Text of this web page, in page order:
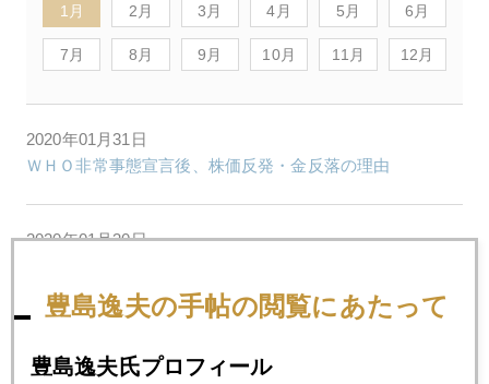
1月 2月 3月 4月 5月 6月
7月 8月 9月 10月 11月 12月
2020年01月31日
ＷＨＯ非常事態宣言後、株価反発・金反落の理由
2020年01月30日
新型肺炎優先、中国経済６％割れも覚悟か
豊島逸夫の手帖の閲覧にあたって
豊島逸夫氏プロフィール